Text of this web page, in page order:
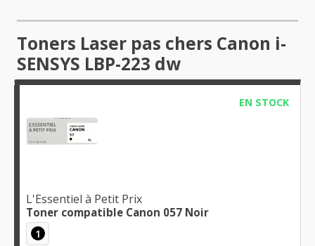
Toners Laser pas chers Canon i-
SENSYS LBP-223 dw
EN STOCK
L'Essentiel à Petit Prix
Toner compatible Canon 057 Noir
1